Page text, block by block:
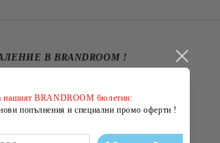
В BRANDROOM !
на новите емоции, свежите визии и
Именно затова BRANDROOM
ЛЯТНА РАЗПРОДАЖБА
на избрани обувки, дрехи и
нашият BRANDROOM бюлетин:
попълнения и специални промо оферти !